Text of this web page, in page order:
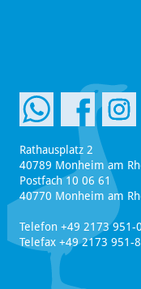
Rathausplatz 2
40789 Monheim am
Postfach 10 06 61
40770 Monheim am
Telefon +49 2173 951-0
Telefax +49 2173 951-